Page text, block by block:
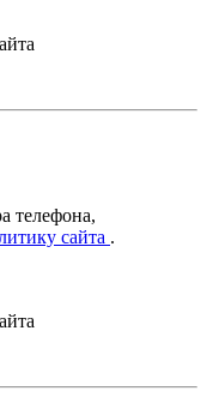
телефона,
сайта .